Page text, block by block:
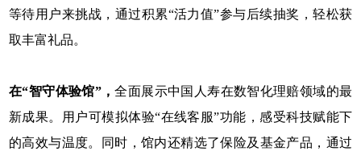
等待用户来挑战，通过积累“活力值”参与后续抽奖，轻松获
取丰富礼品。
在“智守体验馆”，全面展示中国人寿在数智化理赔领域的最
新成果。用户可模拟体验“在线客服”功能，感受科技赋能下
的高效与温度。同时，馆内还精选了保险及基金产品，通过